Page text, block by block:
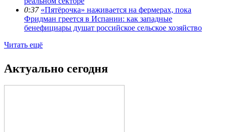
0:37 «Пятёрочка» наживается на фермерах, пока
Фридман греется в Испании: как западные
бенефициары душат российское сельское хозяйство
Читать ещё
Актуально сегодня